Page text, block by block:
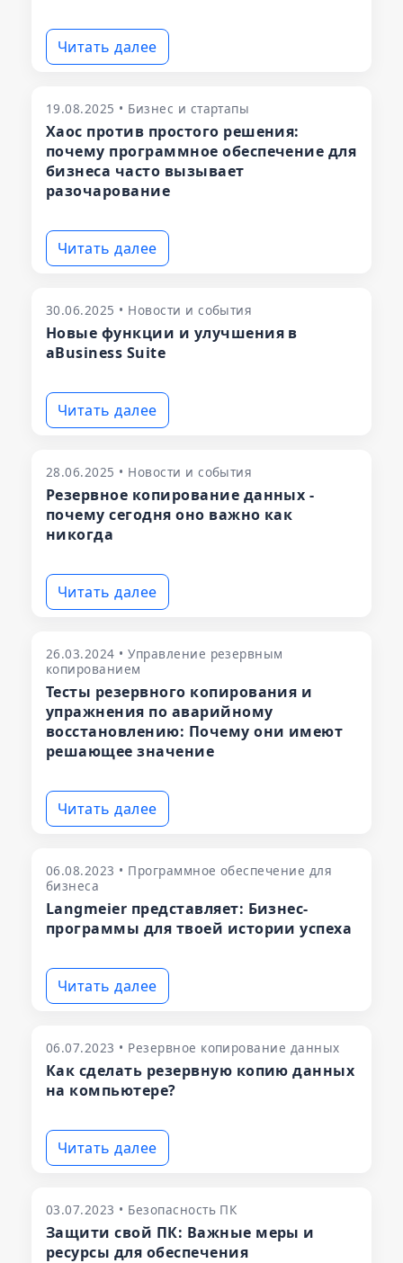
Читать далее
19.08.2025 • Бизнес и стартапы
Хаос против простого решения:
почему программное обеспечение для
бизнеса часто вызывает
разочарование
Читать далее
30.06.2025 • Новости и события
Новые функции и улучшения в
aBusiness Suite
Читать далее
28.06.2025 • Новости и события
Резервное копирование данных -
почему сегодня оно важно как
никогда
Читать далее
26.03.2024 • Управление резервным
копированием
Тесты резервного копирования и
упражнения по аварийному
восстановлению: Почему они имеют
решающее значение
Читать далее
06.08.2023 • Программное обеспечение для
бизнеса
Langmeier представляет: Бизнес-
программы для твоей истории успеха
Читать далее
06.07.2023 • Резервное копирование данных
Как сделать резервную копию данных
на компьютере?
Читать далее
03.07.2023 • Безопасность ПК
Защити свой ПК: Важные меры и
ресурсы для обеспечения